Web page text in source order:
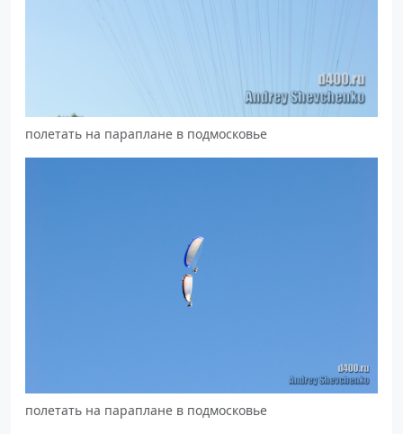
полетать на параплане в подмосковье
полетать на параплане в подмосковье